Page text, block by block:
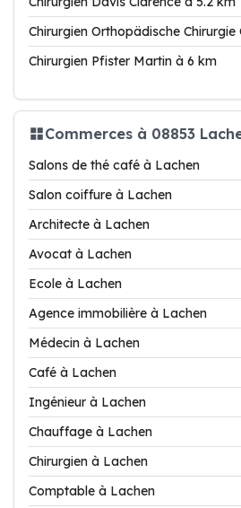
Chirurgien Orthopädische
Chirurgien Pfister Martin à 6 km
Commerces à 08853
Salons de thé café à Lachen
Salon coiffure à Lachen
Architecte à Lachen
Avocat à Lachen
Ecole à Lachen
Agence immobilière à Lachen
Médecin à Lachen
Café à Lachen
Ingénieur à Lachen
Chauffage à Lachen
Chirurgien à Lachen
Comptable à Lachen